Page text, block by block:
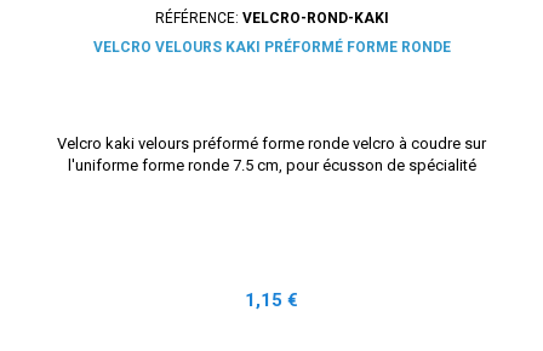
RÉFÉRENCE: VELCRO-ROND-KAKI
VELCRO VELOURS KAKI PRÉFORMÉ FORME RONDE
Velcro kaki velours préformé forme ronde velcro à coudre sur
l'uniforme forme ronde 7.5 cm, pour écusson de spécialité
Prix
1,15 €